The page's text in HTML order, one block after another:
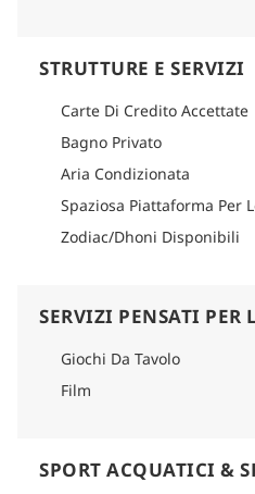
STRUTTURE E SERVIZI
Carte Di Credito Accettate
Bagno Privato
Aria Condizionata
Spaziosa Piattaforma Per
Zodiac/Dhoni Disponibili
SERVIZI PENSATI PER
Giochi Da Tavolo
Film
SPORT ACQUATICI &